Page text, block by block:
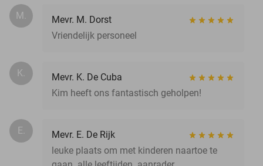
M.
Mevr. M. Dorst
Vriendelijk personeel
K.
Mevr. K. De Cuba
Kim heeft ons fantastisch geholpen!
E.
Mevr. E. De Rijk
leuke plaats om met kinderen naartoe te